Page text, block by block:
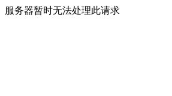
服务器暂时无法处理此请求